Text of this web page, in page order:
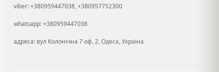
viber: +380959447038, +380957752300
whatsapp: +380959447038
адреса: вул Колонічна 7 оф. 2, Одеса, Україна